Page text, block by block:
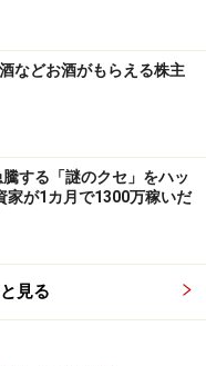
などお酒がもらえる株主
する「謎のクセ」をハッ
家が1カ月で1300万稼いだ
見る